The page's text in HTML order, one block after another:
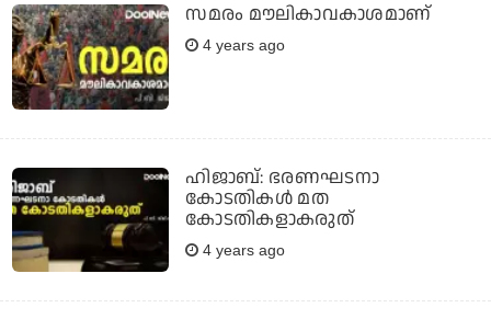
സമരം മൗലികാവകാശമാണ്
4 years ago
ഹിജാബ്: ഭരണഘടനാ
കോടതികള്‍ മത
കോടതികളാകരുത്
4 years ago